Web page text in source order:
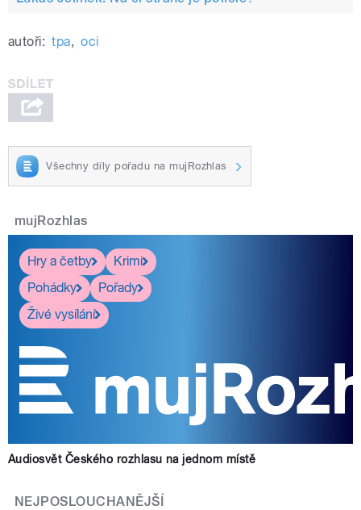
autoři: tpa, oci
Všechny díly pořadu na mujRozhlas
mujRozhlas
Hry a četby
Krimi
Pohádky
Pořady
Živé vysílání
Audiosvět Českého rozhlasu na jednom místě
NEJPOSLOUCHANĚJŠÍ